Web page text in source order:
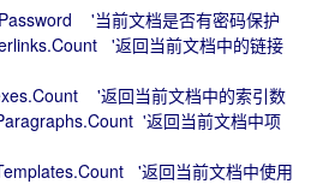
'当前文档是否有密码保护
'返回当前文档中的链接
'返回当前文档中的索引数
'返回当前文档中项
'返回当前文档中使用